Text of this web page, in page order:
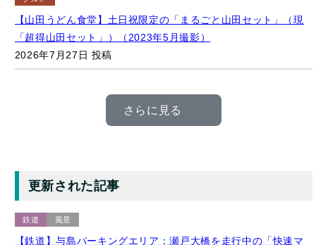
2026年7月27日 投稿
【鉄道】与島パーキングエリア：瀬戸大橋を走行中の「快速マ
リンライナー」号（2022年12月撮影）【香川県坂出市】
2026年8月4日 更新